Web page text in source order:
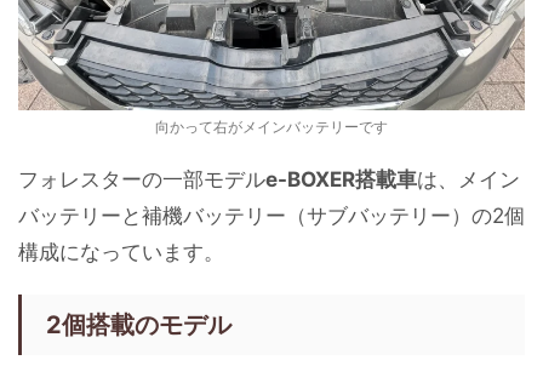
向かって右がメインバッテリーです
フォレスターの一部モデルe-BOXER搭載車は、メイン
バッテリーと補機バッテリー（サブバッテリー）の2個
構成になっています。
2個搭載のモデル